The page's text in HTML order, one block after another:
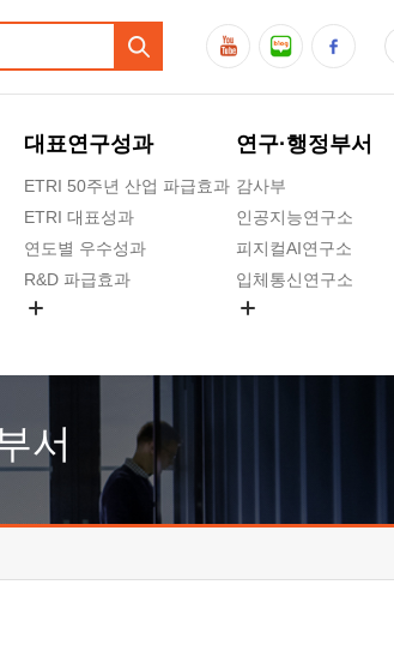
대표연구성과
ETRI 50주년 산업 파급효과
ETRI 대표성과
연도별 우수성과
R&D 파급효과
연구·행정부서
감사부
인공지능연구소
피지컬AI연구소
입체통신연구소
호남권연구본부
기획본부
서